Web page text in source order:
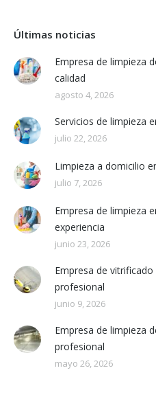
Últimas noticias
Empresa de limpieza
calidad
agosto 4, 2026
Servicios de limpieza
julio 22, 2026
Limpieza a domicilio
julio 7, 2026
Empresa de limpieza
experiencia
junio 23, 2026
Empresa de
profesional
junio 9, 2026
Empresa de limpieza
profesional
mayo 26, 2026